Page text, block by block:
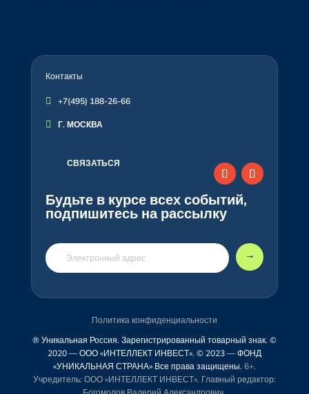
Контакты
 +7(495) 188-26-66
 Г. МОСКВА
СВЯЗАТЬСЯ
Будьте в курсе всех событий,
подпишитесь на рассылку
🠒
® Уникальная Россия. Зарегистрированный товарный знак. ©
2020 — ООО «ИНТЕЛЛЕКТ ИНВЕСТ». © 2023 — ФОНД
«УНИКАЛЬНАЯ СТРАНА» Все права защищены. 6+.
Учредитель: ООО «ИНТЕЛЛЕКТ ИНВЕСТ». Главный редактор:
Политика конфиденциальности